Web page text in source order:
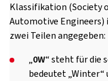
Klassifikation (Society
Automotive Engineers)
zwei Teilen angegeben:
„0W“ steht für die
bedeutet „Winter“